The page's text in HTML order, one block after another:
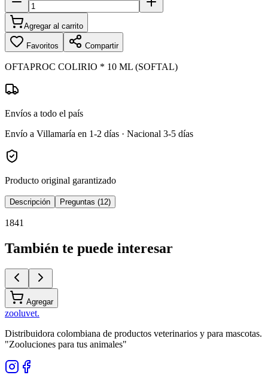
Agregar al carrito
Favoritos Compartir
OFTAPROC COLIRIO * 10 ML (SOFTAL)
Envíos a todo el país
Envío a Villamaría en 1-2 días · Nacional 3-5 días
Producto original garantizado
Descripción Preguntas (12)
1841
También te puede interesar
Agregar
zooluvet.
Distribuidora colombiana de productos veterinarios y para mascotas.
"Zooluciones para tus animales"